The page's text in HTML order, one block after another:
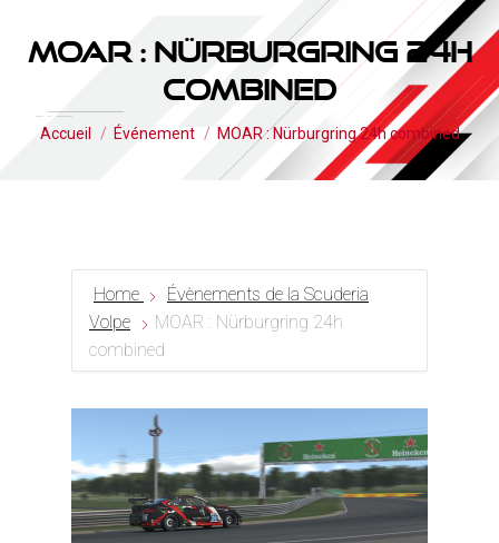
MOAR : Nürburgring 24h
combined
Vous êtes ici :
Accueil Événement MOAR : Nürburgring 24h combined
Home
Évènements de la Scuderia
Volpe
MOAR : Nürburgring 24h
combined